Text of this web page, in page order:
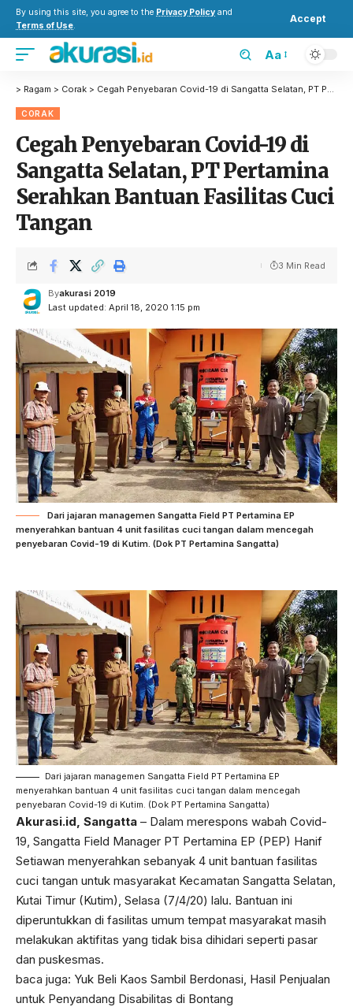
By using this site, you agree to the Privacy Policy and
Terms of Use.
Accept
Aa
> Ragam > Corak > Cegah Penyebaran Covid-19 di Sangatta Selatan, PT Pertamina Serahkan Bantuan Fasilitas Cuci Tangan
CORAK
Cegah Penyebaran Covid-19 di
Sangatta Selatan, PT Pertamina
Serahkan Bantuan Fasilitas Cuci
Tangan
Last updated: April 18, 2020 1:15 pm
Byakurasi 2019
3 Min Read
Dari jajaran managemen Sangatta Field PT Pertamina EP
menyerahkan bantuan 4 unit fasilitas cuci tangan dalam mencegah
penyebaran Covid-19 di Kutim. (Dok PT Pertamina Sangatta)
Dari jajaran managemen Sangatta Field PT Pertamina EP
menyerahkan bantuan 4 unit fasilitas cuci tangan dalam mencegah
penyebaran Covid-19 di Kutim. (Dok PT Pertamina Sangatta)
Akurasi.id, Sangatta – Dalam merespons wabah Covid-
19, Sangatta Field Manager PT Pertamina EP (PEP) Hanif
Setiawan menyerahkan sebanyak 4 unit bantuan fasilitas
cuci tangan untuk masyarakat Kecamatan Sangatta Selatan,
Kutai Timur (Kutim), Selasa (7/4/20) lalu. Bantuan ini
diperuntukkan di fasilitas umum tempat masyarakat masih
melakukan aktifitas yang tidak bisa dihidari seperti pasar
dan puskesmas.
baca juga: Yuk Beli Kaos Sambil Berdonasi, Hasil Penjualan
untuk Penyandang Disabilitas di Bontang